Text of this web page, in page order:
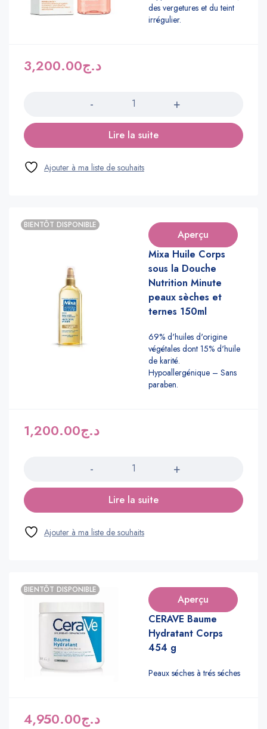
des vergetures et du teint
irrégulier.
د.ج3,200.00
Lire la suite
BIENTÔT DISPONIBLE
Aperçu
Mixa Huile Corps
sous la Douche
Nutrition Minute
peaux sèches et
ternes 150ml
69% d'huiles d'origine
végétales dont 15% d'huile
de karité.
Hypoallergénique – Sans
paraben.
د.ج1,200.00
Lire la suite
BIENTÔT DISPONIBLE
Aperçu
CERAVE Baume
Hydratant Corps
454 g
Peaux séches à trés séches
د.ج4,950.00